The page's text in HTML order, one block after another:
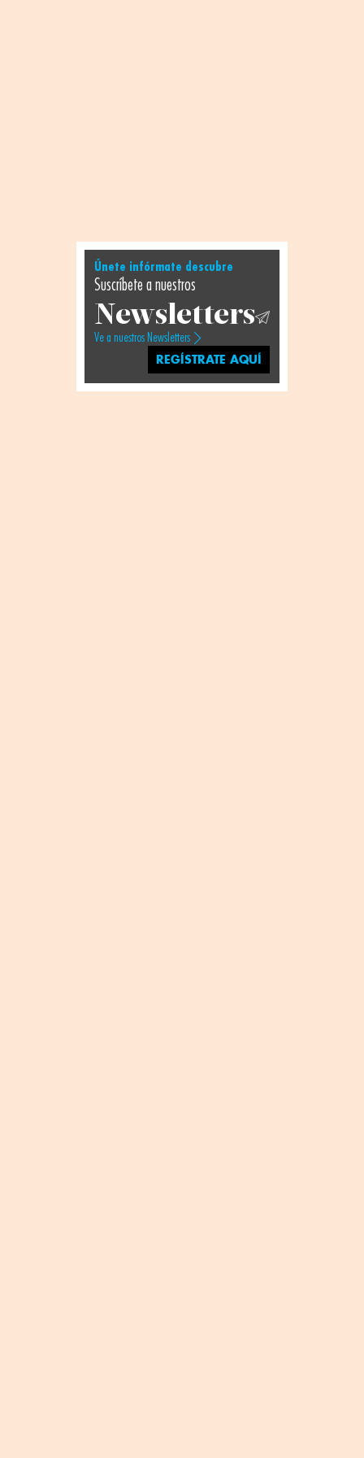
Únete infórmate descubre
Suscríbete a nuestros
Newsletters
Ve a nuestros Newsletters
REGÍSTRATE AQUÍ